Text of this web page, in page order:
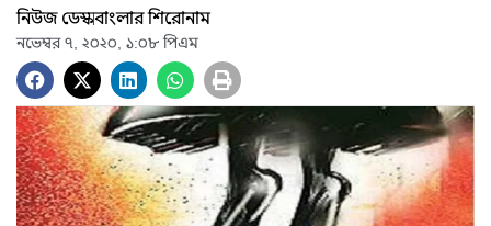
নিউজ ডেস্কবাংলার শিরোনাম
নভেম্বর ৭, ২০২০, ১:০৮ পিএম